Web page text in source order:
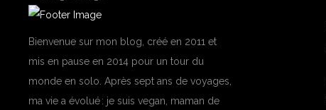
Bienvenue sur mon blog, créé en 2011 et
mis en pause en 2014 pour un tour du
monde en solo. Après sept ans de voyages,
ma vie a évolué : je suis vegan, maman de